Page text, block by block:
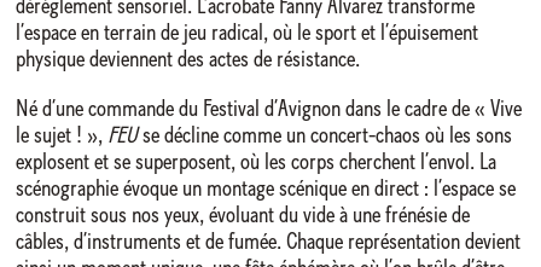
dérèglement sensoriel. L’acrobate Fanny Alvarez transforme
l’espace en terrain de jeu radical, où le sport et l’épuisement
physique deviennent des actes de résistance.
Né d’une commande du Festival d’Avignon dans le cadre de « Vive
le sujet ! », FEUse décline comme un concert-chaos où les sons
explosent et se superposent, où les corps cherchent l’envol. La
scénographie évoque un montage scénique en direct : l’espace se
construit sous nos yeux, évoluant du vide à une frénésie de
câbles, d’instruments et de fumée. Chaque représentation devient